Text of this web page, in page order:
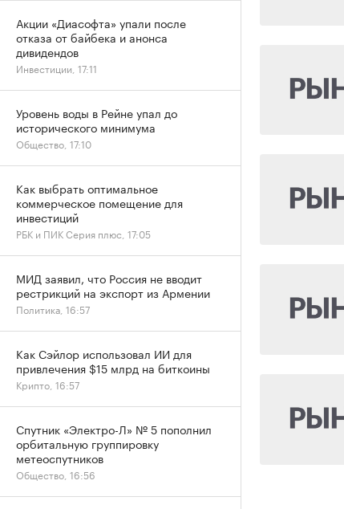
Акции «Диасофта» упали после
отказа от байбека и анонса
дивидендов
Инвестиции, 17:11
Уровень воды в Рейне упал до
исторического минимума
Общество, 17:10
Как выбрать оптимальное
коммерческое помещение для
инвестиций
РБК и ПИК Серия плюс, 17:05
МИД заявил, что Россия не вводит
рестрикций на экспорт из Армении
Политика, 16:57
Как Сэйлор использовал ИИ для
привлечения $15 млрд на биткоины
Крипто, 16:57
Спутник «Электро-Л» № 5 пополнил
орбитальную группировку
метеоспутников
Общество, 16:56